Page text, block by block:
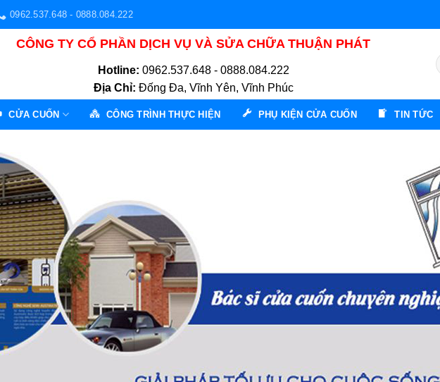
0962.537.648 - 0888.084.222
CÔNG TY CỔ PHẦN DỊCH VỤ VÀ SỬA CHỮA THUẬN PHÁT
Hotline: 0962.537.648 - 0888.084.222
Địa Chỉ: Đống Đa, Vĩnh Yên, Vĩnh Phúc
CỬA CUỐN CÔNG TRÌNH THỰC HIỆN PHỤ KIỆN CỬA CUỐN TIN TỨC